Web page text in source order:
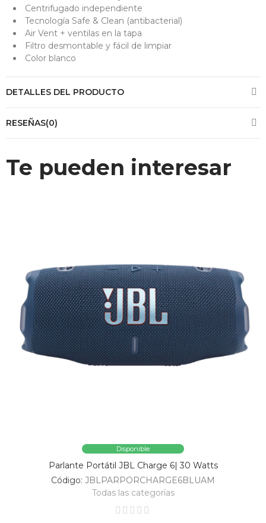
Centrifugado independiente
Tecnología Safe & Clean (antibacterial)
Air Vent + ventilas en la tapa
Filtro desmontable y fácil de limpiar
Color blanco
DETALLES DEL PRODUCTO
RESEÑAS(0)
Te pueden interesar
Disponible
Parlante Portátil JBL Charge 6| 30 Watts
Código: JBLPARPORCHARGE6BLUAM
Todas las categorías